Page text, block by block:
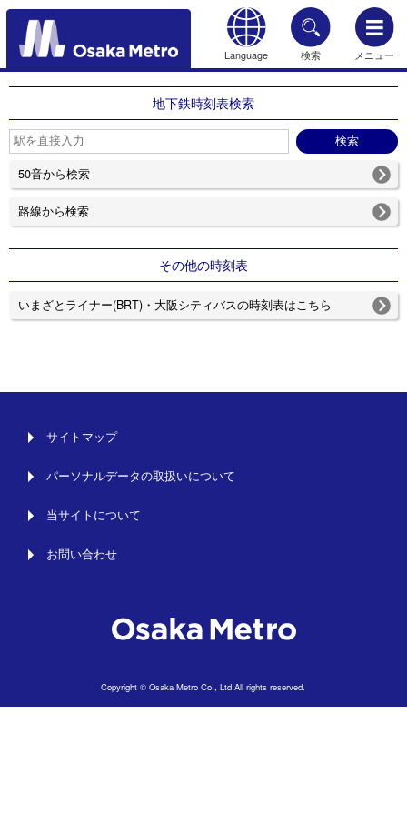
Language 検索 メニュー
もどる
地下鉄時刻表検索
50音から検索
路線から検索
その他の時刻表
いまざとライナー(BRT)・大阪シティバスの時刻表はこちら
サイトマップ
パーソナルデータの取扱いについて
当サイトについて
お問い合わせ
Copyright © Osaka Metro Co., Ltd All rights reserved.